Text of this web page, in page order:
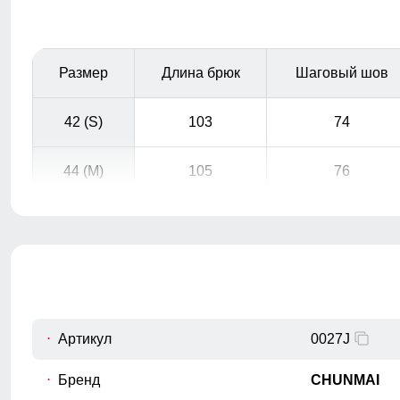
воспрепятствовать проникновению снега в рукав. Они
горнолыжные перчатки/варежки поверх куртки. Так же
Размер Длина брюк Шаговый шов
42 (S) 103 74
44 (M) 105 76
Артикул 0027J
Бренд CHUNMAI